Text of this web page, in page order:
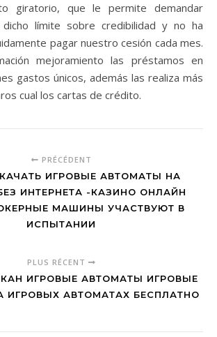
giratorio, que le permite demandar
dicho límite sobre credibilidad y no ha
pagar nuestro cesión cada mes.
mejoramiento las préstamos en
gastos únicos, además las realiza más
cual los cartas de crédito.
PRÉCÉDENT
ИГРОВЫЕ АВТОМАТЫ НА
ИНТЕРНЕТА -КАЗИНО ОНЛАЙН
МАШИНЫ УЧАСТВУЮТ В
ИСПЫТАНИИ
PLUS RÉCENT
ИГРОВЫЕ АВТОМАТЫ ИГРОВЫЕ
ИГРОВЫХ АВТОМАТАХ БЕСПЛАТНО